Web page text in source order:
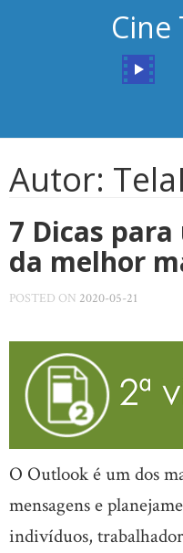
Cine
Autor:
7 Dicas
da melhor
POSTED ON 2020-05-21
O Outlook é um dos
mensagens e
indivíduos,